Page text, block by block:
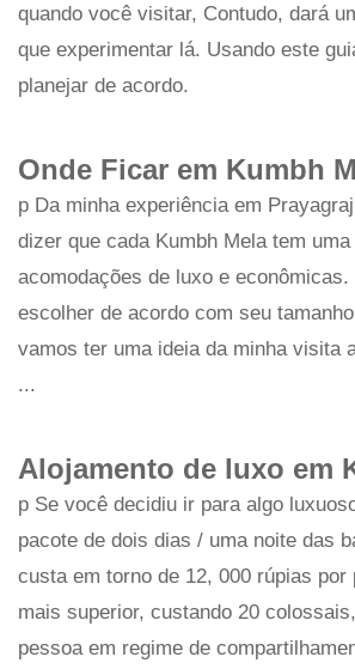
quando você visitar, Contudo, dará
que experimentar lá. Usando este
planejar de acordo.
Onde Ficar em Kumbh
p Da minha experiência em
dizer que cada Kumbh Mela tem
acomodações de luxo e econômicas.
escolher de acordo com seu
vamos ter uma ideia da minha visita
...
Alojamento de luxo em
p Se você decidiu ir para algo
pacote de dois dias / uma noite das
custa em torno de 12, 000 rúpias por
mais superior, custando 20
pessoa em regime de